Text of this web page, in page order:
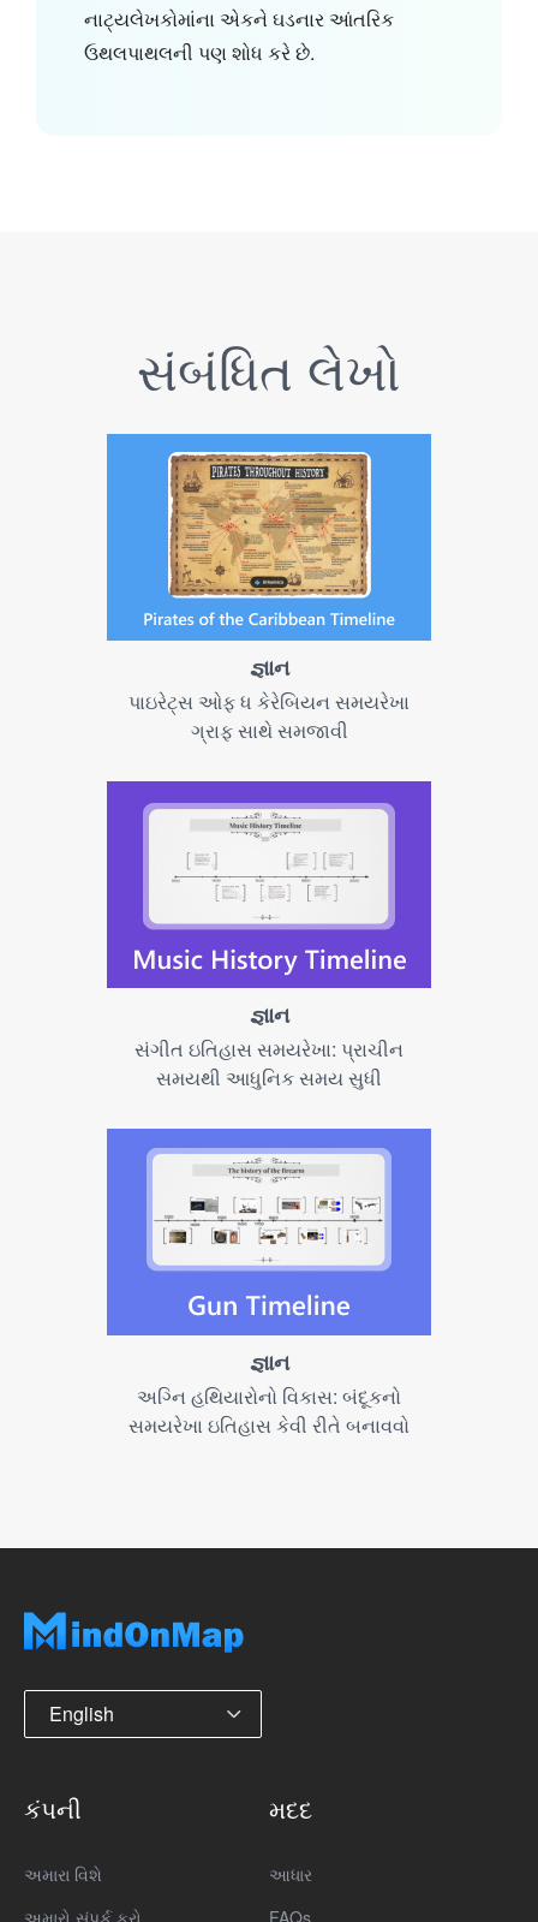
નાટ્યલેખકોમાંના એકને ઘડનાર આંતરિક
ઉથલપાથલની પણ શોધ કરે છે.
સંબંધિત લેખો
જ્ઞાન
પાઇરેટ્સ ઓફ ધ કેરેબિયન સમયરેખા
ગ્રાફ સાથે સમજાવી
જ્ઞાન
સંગીત ઇતિહાસ સમયરેખા: પ્રાચીન
સમયથી આધુનિક સમય સુધી
જ્ઞાન
અગ્નિ હથિયારોનો વિકાસ: બંદૂકનો
સમયરેખા ઇતિહાસ કેવી રીતે બનાવવો
English
કંપની
અમારા વિશે
અમારો સંપર્ક કરો
મદદ
આધાર
FAQs